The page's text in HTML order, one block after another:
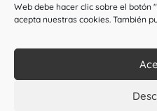
Web debe hacer clic sobre el botón
acepta nuestras cookies. También
Esta web ha sido